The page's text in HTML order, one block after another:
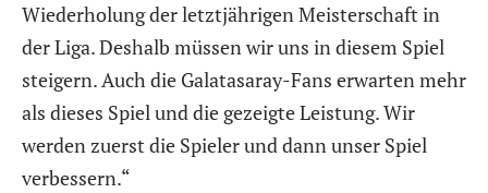
Wiederholung der letztjährigen Meisterschaft in
der Liga. Deshalb müssen wir uns in diesem Spiel
steigern. Auch die Galatasaray-Fans erwarten mehr
als dieses Spiel und die gezeigte Leistung. Wir
werden zuerst die Spieler und dann unser Spiel
verbessern.“